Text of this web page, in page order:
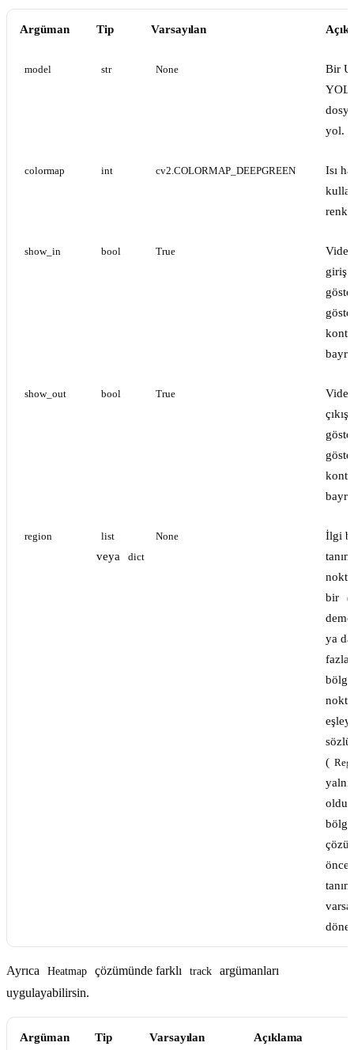
Argüman Tip Varsayılan
model str None
Bir
yol.
colormap int cv2.COLORMAP_DEEPGREEN
Isı
renk
show_in bool True
giriş
show_out bool True
çıkış
region list
veya dict
None
İlgi
bir
ya
fazla
bölge
(
Ayrıca Heatmap çözümünde farklı track
argümanları
uygulayabilirsin.
Argüman Tip Varsayılan Açıklama